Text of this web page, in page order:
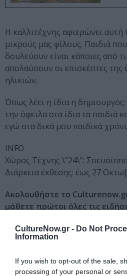
CultureNow.gr - Do Not
Information
If you wish to opt-out of the sale,
processing of your personal or
Η καλλιτέχνης αφιερώνει αυτή
μικρούς μας φίλους. Παιδιά
δουλεύουν είναι κάποιες από
απολαύσουν οι επισκέπτες
ηλικιών.
Όπως λέει η ίδια η
την όφειλα στα ίδια τα παιδιά
εγώ στα δικά μου παιδικά
INFO
Χώρος Τέχνης \”24\”:
Διάρκεια έκθεσης: έως 27
Ακολουθήστε το
μάθετε πρώτοι όλες τις
Δείτε όλα τατελευταία νέα
Πολιτισμό στο
Νέοι Διαγωνισμοί❯